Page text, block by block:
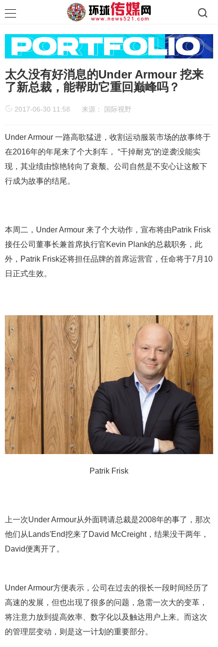
太久没有好消息的Under Armour 挖来
了新总裁，能帮助它重回巅峰吗？
2017-06-30 11:58 来源： 国际视野
Under Armour 一路高歌猛进，收割运动服装市场的故事终于
在2016年的年尾来了个大刹车， “干掉耐克”的逆袭没能实
现，其业绩由惊艳转向了衰颓。公司自然是不安心让这般下
行成为故事的结尾。
本周二，Under Armour 来了个大动作，宣布将由Patrik Frisk
接任公司董事长兼首席执行官Kevin Plank的总裁职务，此
外，Patrik Frisk还将担任品牌的首席运营官，任命将于7月10
日正式生效。
Patrik Frisk
上一次Under Armour从外面聘请总裁是2008年的事了，那次
他们从Lands'End挖来了David McCreight，结果没干两年，
David便离开了。
Under Armour方便表示，公司在过去的很长一段时间经历了
高速的发展，但也出现了很多的问题，急需一次大的变革，
将注意力放到提高效率、数字化以及触达用户上来。而这次
的管理层变动，则是这一计划的重要部分。